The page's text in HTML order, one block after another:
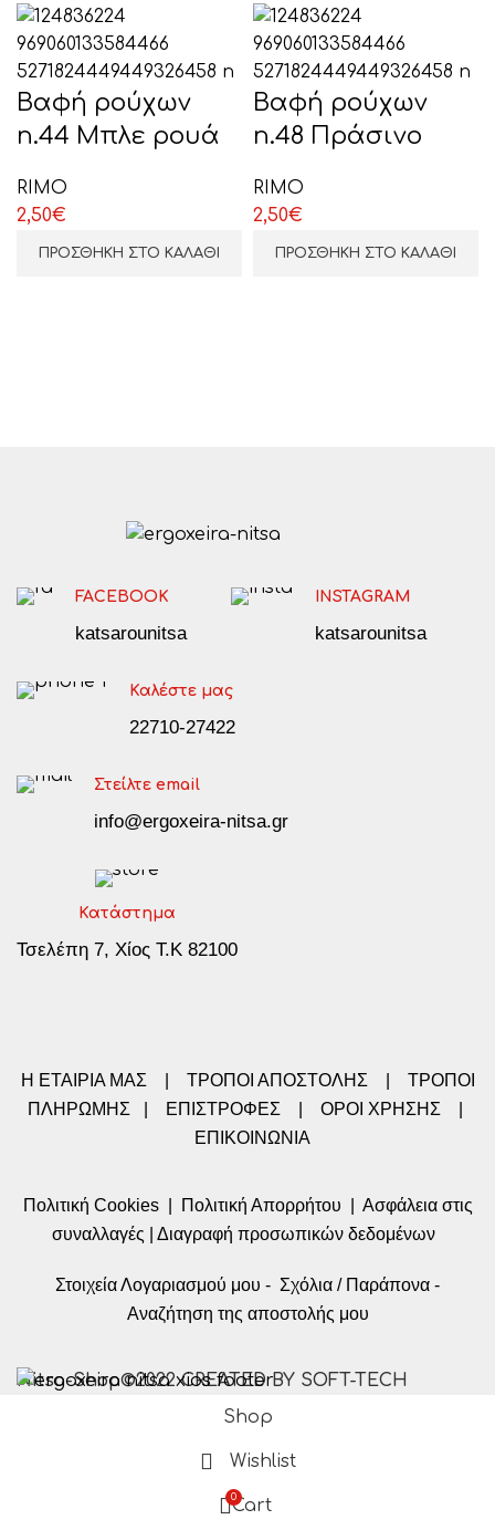
Βαφή ρούχων
n.44 Μπλε ρουά
RIMO
2,50€
ΠΡΟΣΘΉΚΗ ΣΤΟ ΚΑΛΆΘΙ
Βαφή ρούχων
n.48 Πράσινο
RIMO
2,50€
ΠΡΟΣΘΉΚΗ ΣΤΟ ΚΑΛΆΘΙ
FACEBOOK
katsarounitsa
INSTAGRAM
katsarounitsa
Καλέστε μας
22710-27422
Στείλτε email
info@ergoxeira-nitsa.gr
Κατάστημα
Τσελέπη 7, Χίος Τ.Κ 82100
Η ΕΤΑΙΡΙΑ ΜΑΣ ΤΡΟΠΟΙ ΑΠΟΣΤΟΛΗΣ
ΤΡΟΠΟΙ
ΠΛΗΡΩΜΗΣ
ΕΠΙΣΤΡΟΦΕΣ ΟΡΟΙ ΧΡΗΣΗΣ
ΕΠΙΚΟΙΝΩΝΙΑ
Πολιτική Cookies| Πολιτική Απορρήτου
Ασφάλεια στις
συναλλαγές
Διαγραφή προσωπικών δεδομένων
Στοιχεία Λογαριασμού μου - Σχόλια / Παράπονα -
Αναζήτηση της αποστολής μου
Nitsa-Shop©2022 CREATED BY SOFT-TECH
Shop
Wishlist
0Cart